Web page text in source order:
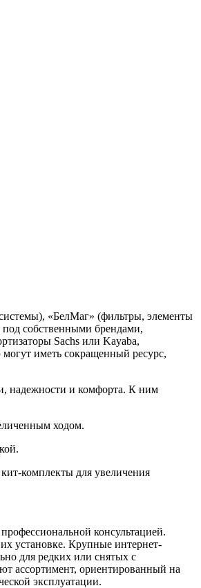
«БелМаг» (фильтры, элементы
под собственными брендами,
Sachs или Kayaba,
иметь сокращенный ресурс,
надежности и комфорта. К ним
ходом.
комплекты для увеличения
консультацией.
установке. Крупные интернет-
для редких или снятых с
ассортимент, ориентированный на
эксплуатации.